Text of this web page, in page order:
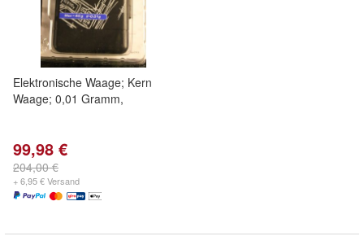
Elektronische Waage; Kern
Waage; 0,01 Gramm,
99,98 €
204,00 €
+ 6,95 € Versand